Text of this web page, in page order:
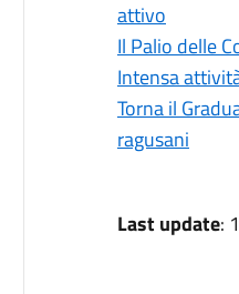
attivo
Il Palio delle
Intensa
Torna il
ragusani
Last update: